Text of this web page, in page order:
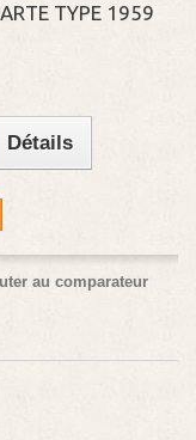
TYPE 1959
Détails
au comparateur